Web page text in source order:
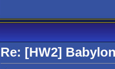
Re: [HW2]